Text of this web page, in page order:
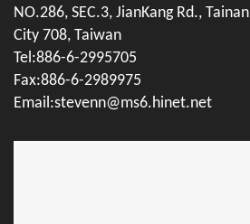
NO.286, SEC.3, JianKang Rd., Tainan
City 708, Taiwan
Tel:886-6-2995705
Fax:886-6-2989975
Email:stevenn@ms6.hinet.net